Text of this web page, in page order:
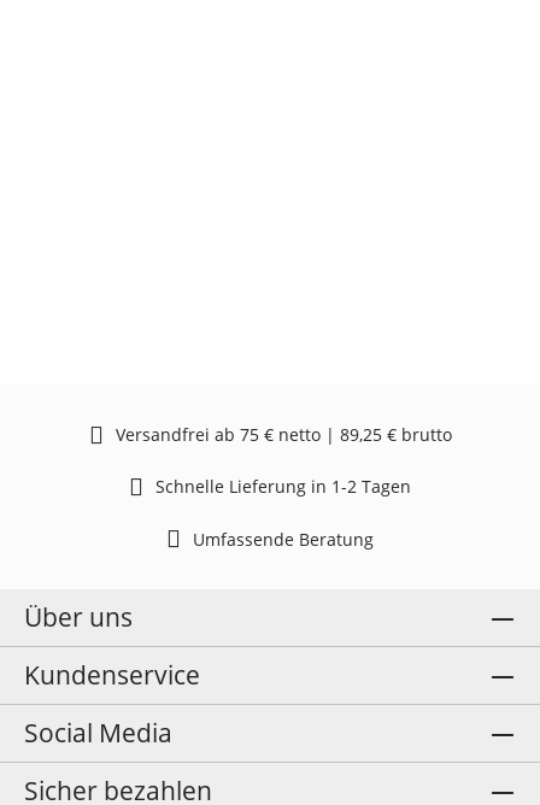
Versandfrei ab 75 € netto | 89,25 € brutto
Schnelle Lieferung in 1-2 Tagen
Umfassende Beratung
Über uns
Kundenservice
Social Media
Sicher bezahlen